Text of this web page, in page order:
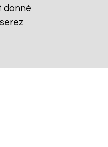
donné